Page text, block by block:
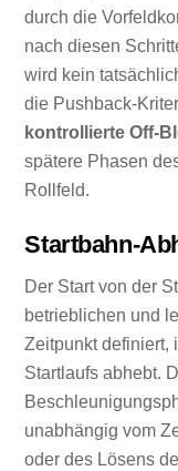
durch die
nach diesen
wird kein
die Pushback-
kontrollierte Off-
spätere Phasen
Rollfeld.
Startbahn-
Der Start von der
betrieblichen und
Zeitpunkt definiert,
Startlaufs abhebt.
unabhängig vom
oder des Lösens